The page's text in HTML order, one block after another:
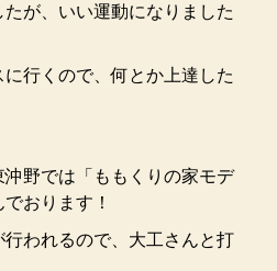
が、いい運動になりました
行くので、何とか上達した
野では「ももくりの家モデ
おります！
われるので、大工さんと打